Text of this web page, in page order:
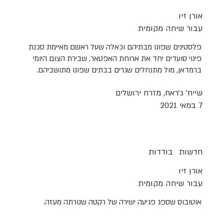
אורן זיו
עבור שיחה מקומית
פלסטינים שפונו מבתיהם וכאלה שעל ראשם מאיימת סכנת
פינוי סועדים יחד את ארוחת האפטאר, שבירת הצום היומי
ברמדאן, מול מתנחלים שגרים בבתים שפונו מתושביהם.
שייח' ג'ראח, מזרח ירושלים
7 במאי 2021
בודדות חדשות
אורן זיו
עבור שיחה מקומית
אוטובוס שספג פגיעה ישירה של רקטה שנורתה מעזה.